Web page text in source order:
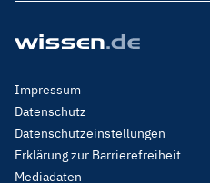
Footer
Menu
Legal
Impressum
Datenschutz
Datenschutzeinstellungen
Erklärung zur Barrierefreiheit
Mediadaten